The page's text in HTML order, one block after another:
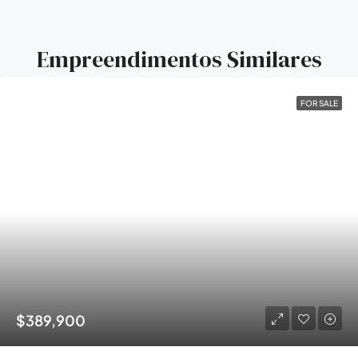
Empreendimentos Similares
FOR SALE
$389,900